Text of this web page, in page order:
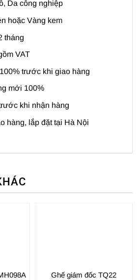
Da công nghiệp
hoặc Vàng kem
tháng
VAT
trước khi giao hàng
mới 100%
khi nhận hàng
hàng, lắp đặt tại Hà Nội
Ghế giám đốc TQ22